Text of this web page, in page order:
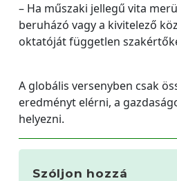
– Ha műszaki jellegű vita
beruházó vagy a kivitelező
oktatóját független
A globális versenyben csak
eredményt elérni, a
helyezni.
Szóljon hozzá